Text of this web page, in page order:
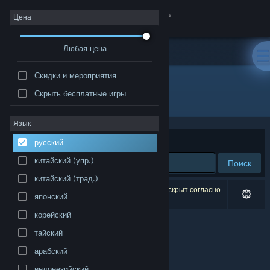
Войти
Сообщество
Информация
Поддержка
Изменить язык
Полная версия
Цена
Любая цена
Скидки и мероприятия
Скрыть бесплатные игры
Язык
русский
китайский (упр.)
китайский (трад.)
японский
корейский
тайский
арабский
Издатель: Phaenom GmbH
Сортировать по
Поиск
Результатов по вашему запросу: 0. 1 продукт скрыт согласно
вашим настройкам.